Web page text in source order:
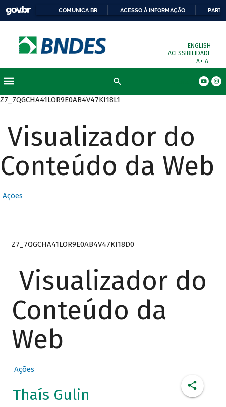
COMUNICA BR ACESSO À INFORMAÇÃO
ENGLISH
ACESSIBILIDADE
A+ A-
Z7_7QGCHA41LOR9E0AB4V47KI18L1
Visualizador do
Conteúdo da Web
Ações
Z7_7QGCHA41LOR9E0AB4V47KI18D0
Visualizador do
Conteúdo da
Web
Ações
Thaís Gulin